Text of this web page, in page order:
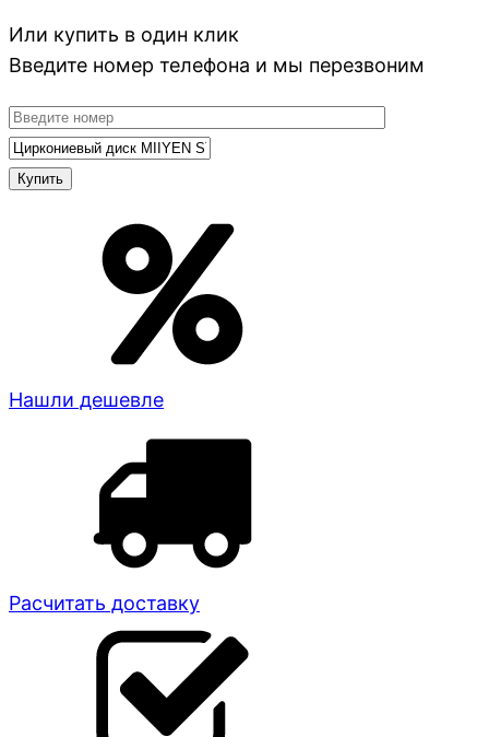
Или купить в один клик
Введите номер телефона и мы перезвоним
Нашли дешевле
Расчитать доставку